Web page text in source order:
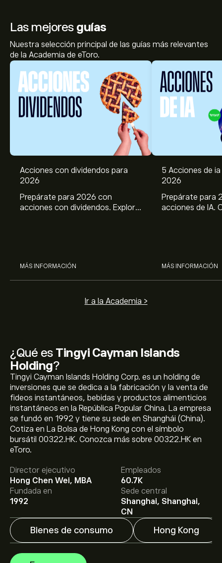
¿Qué es Tingyi Cayman Islands
Holding?
Tingyi Cayman Islands Holding Corp. es un holding de
inversiones que se dedica a la fabricación y la venta de
fideos instantáneos, bebidas y productos alimenticios
instantáneos en la República Popular China. La empresa
se fundó en 1992 y tiene su sede en Shanghái (China).
Cotiza en La Bolsa de Hong Kong con el símbolo
bursátil 00322.HK. Conozca más sobre 00322.HK en
eToro.
Director ejecutivo
Hong Chen Wei, MBA
Empleados
60.7K
Fundada en
1992
Sede central
Shanghai, Shanghai,
CN
Bienes de consumo Hong Kong
Las mejores guías
Nuestra selección principal de las guías más relevantes
de la Academia de eToro.
Acciones con dividendos para
2026
Prepárate para 2026 con
acciones con dividendos. Explora
MÁS INFORMACIÓN
5 Acciones de
2026
Prepárate para
acciones de IA.
MÁS INFORMACIÓN
Ir a la Academia >
El precio actual de las acciones de 00322.HK es de
11.33‎$‎.
El precio medio objetivo para las acciones de Tingyi
Cayman Islands Holding es de 11.33‎$‎.Regístrateen
eToro para conocer los precios objetivo y las
previsiones de los analistas.
Las previsiones de los analistas para las acciones de
Tingyi Cayman Islands Holding se basan en las
tendencias del mercado, los estados financieros y el